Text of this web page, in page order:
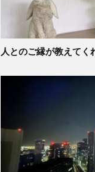
人とのご縁が教えてく